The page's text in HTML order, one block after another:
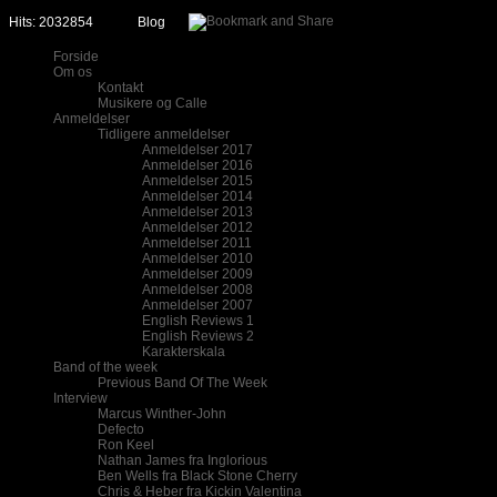
Hits: 2032854 Blog
Forside
Om os
Kontakt
Musikere og Calle
Anmeldelser
Tidligere anmeldelser
Anmeldelser 2017
Anmeldelser 2016
Anmeldelser 2015
Anmeldelser 2014
Anmeldelser 2013
Anmeldelser 2012
Anmeldelser 2011
Anmeldelser 2010
Anmeldelser 2009
Anmeldelser 2008
Anmeldelser 2007
English Reviews 1
English Reviews 2
Karakterskala
Band of the week
Previous Band Of The Week
Interview
Marcus Winther-John
Defecto
Ron Keel
Nathan James fra Inglorious
Ben Wells fra Black Stone Cherry
Chris & Heber fra Kickin Valentina